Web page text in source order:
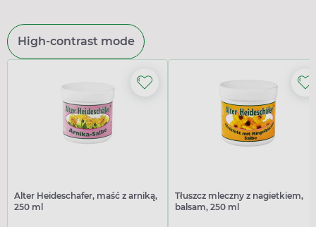
High-contrast mode
Alter Heideschafer, maść z arniką,
250 ml
Tłuszcz mleczny z nagietkiem,
balsam, 250 ml